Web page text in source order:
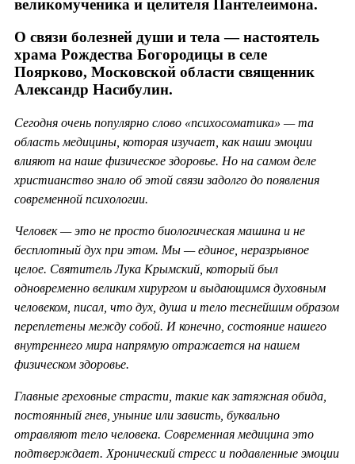
великомученика и целителя Пантелеимона.
О связи болезней души и тела — настоятель
храма Рождества Богородицы в селе
Поярково, Московской области священник
Александр Насибулин.
Сегодня очень популярно слово «психосоматика» — та
область медицины, которая изучает, как наши эмоции
влияют на наше физическое здоровье. Но на самом деле
христианство знало об этой связи задолго до появления
современной психологии.
Человек — это не просто биологическая машина и не
бесплотный дух при этом. Мы — единое, неразрывное
целое. Святитель Лука Крымский, который был
одновременно великим хирургом и выдающимся духовным
человеком, писал, что дух, душа и тело теснейшим образом
переплетены между собой. И конечно, состояние нашего
внутреннего мира напрямую отражается на нашем
физическом здоровье.
Главные греховные страсти, такие как затяжная обида,
постоянный гнев, уныние или зависть, буквально
отравляют тело человека. Современная медицина это
подтверждает. Хронический стресс и подавленные эмоции